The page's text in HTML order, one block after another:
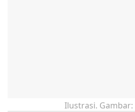
Ilustrasi. Gambar: